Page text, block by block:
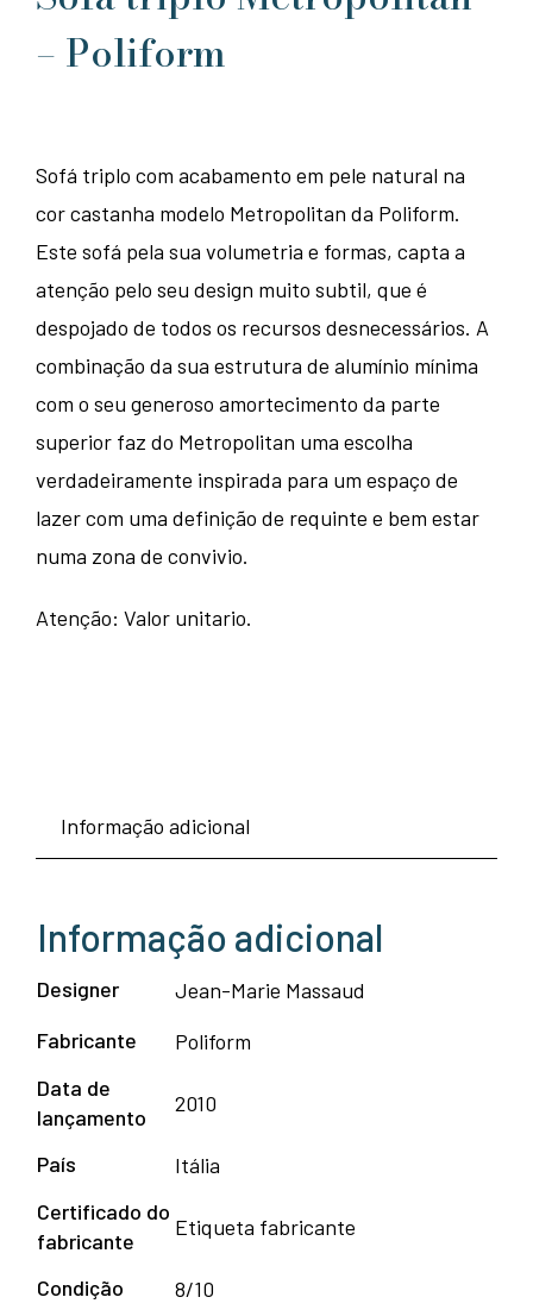
– Poliform
Sofá triplo com acabamento em pele natural na
cor castanha modelo Metropolitan da Poliform.
Este sofá pela sua volumetria e formas, capta a
atenção pelo seu design muito subtil, que é
despojado de todos os recursos desnecessários. A
combinação da sua estrutura de alumínio mínima
com o seu generoso amortecimento da parte
superior faz do Metropolitan uma escolha
verdadeiramente inspirada para um espaço de
lazer com uma definição de requinte e bem estar
numa zona de convivio.
Atenção: Valor unitario.
Informação adicional
Informação adicional
Designer
Jean-Marie Massaud
Fabricante
Poliform
Data de
lançamento
2010
País
Itália
Certificado do
fabricante
Etiqueta fabricante
Condição
8/10